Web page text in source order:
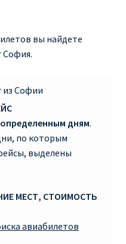
BOARDING PASS
вы найдете
София.
из Софии
дням.
по которым
выделены
МЕСТ, СТОИМОСТЬ
авиабилетов